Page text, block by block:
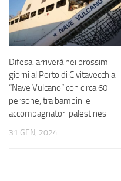
Difesa: arriverà nei prossimi
giorni al Porto di Civitavecchia
“Nave Vulcano” con circa 60
persone, tra bambini e
accompagnatori palestinesi
31 GEN, 2024